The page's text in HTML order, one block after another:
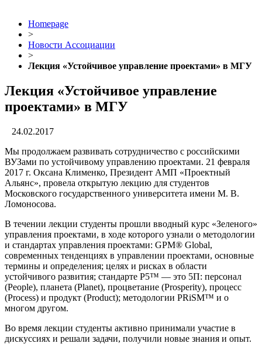
Homepage
>
Новости Ассоциации
>
Лекция «Устойчивое управление проектами» в МГУ
Лекция «Устойчивое управление
проектами» в МГУ
24.02.2017
Мы продолжаем развивать сотрудничество с российскими
ВУЗами по устойчивому управлению проектами. 21 февраля
2017 г. Оксана Клименко, Президент АМП «Проектный
Альянс», провела открытую лекцию для студентов
Московского государственного университета имени М. В.
Ломоносова.
В течении лекции студенты прошли вводный курс «Зеленого»
управления проектами, в ходе которого узнали о методологии
и стандартах управления проектами: GPM® Global,
современных тенденциях в управлении проектами, основные
термины и определения; целях и рисках в области
устойчивого развития; стандарте P5™ — это 5П: персонал
(People), планета (Planet), процветание (Prosperity), процесс
(Process) и продукт (Product); методологии PRiSM™ и о
многом другом.
Во время лекции студенты активно принимали участие в
дискуссиях и решали задачи, получили новые знания и опыт.